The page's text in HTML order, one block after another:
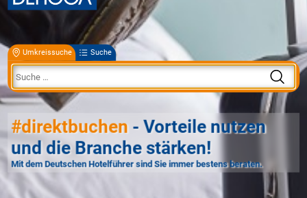
Umkreissuche Suche
#direktbuchen - Vorteile nutzen
und die Branche stärken!
Mit dem Deutschen Hotelführer sind Sie immer bestens beraten.